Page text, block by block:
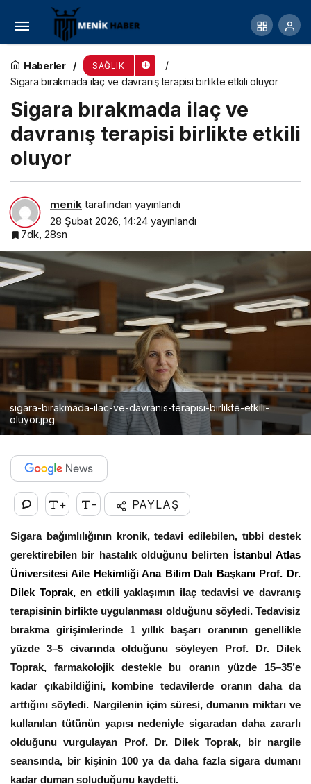
Haberler SAĞLIK
Sigara bırakmada ilaç ve davranış terapisi birlikte etkili oluyor
Sigara bırakmada ilaç ve
davranış terapisi birlikte etkili
oluyor
menik tarafından yayınlandı
28 Şubat 2026, 14:24 yayınlandı
7dk, 28sn
sigara-birakmada-ilac-ve-davranis-terapisi-birlikte-etkili-
oluyor.jpg
+ - PAYLAŞ
Sigara bağımlılığının kronik, tedavi edilebilen, tıbbi destek
gerektirebilen bir hastalık olduğunu belirten
İstanbul Atlas
Üniversitesi Aile Hekimliği Ana Bilim Dalı Başkanı Prof. Dr.
Dilek Toprak, en etkili yaklaşımın ilaç tedavisi ve davranış
terapisinin birlikte uygulanması olduğunu söyledi. Tedavisiz
bırakma girişimlerinde 1 yıllık başarı oranının genellikle
yüzde 3–5 civarında olduğunu söyleyen Prof. Dr. Dilek
Toprak, farmakolojik destekle bu oranın yüzde 15–35’e
kadar çıkabildiğini, kombine tedavilerde oranın daha da
arttığını söyledi. Nargilenin içim süresi, dumanın miktarı ve
kullanılan tütünün yapısı nedeniyle sigaradan daha zararlı
olduğunu vurgulayan Prof. Dr. Dilek Toprak,
bir nargile
seansında, bir kişinin 100 ya da daha fazla sigara dumanı
kadar duman soluduğunu kaydetti.
Genellikle masum nedenlerden kaynaklansa da